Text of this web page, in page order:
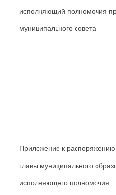
исполняющий полномочия
Приложение к распоряжению
главы муниципального
исполняющего полномочия